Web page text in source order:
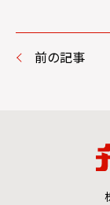
前の記事